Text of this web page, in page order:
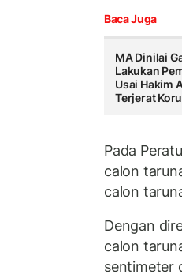
Baca Juga
MA Dinilai
Lakukan
Usai Hakim
Terjerat
Pada
calon
calon
Dengan
calon
sentimeter